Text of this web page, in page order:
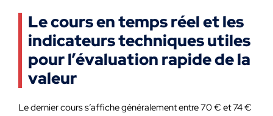
Le cours en temps réel et les
indicateurs techniques utiles
pour l’évaluation rapide de la
valeur
Le dernier cours s’affiche généralement entre 70 € et 74 €